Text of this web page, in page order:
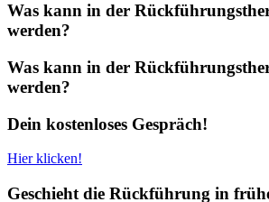
Was kann in der
werden?
Was kann in der
werden?
Dein kostenloses Gespräch!
Hier klicken!
Geschieht die Rückführung in